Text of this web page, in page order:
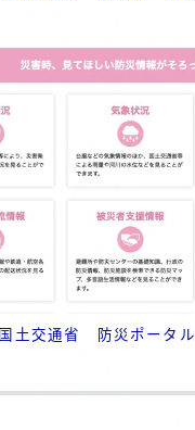
国土交通省 防災ポータル